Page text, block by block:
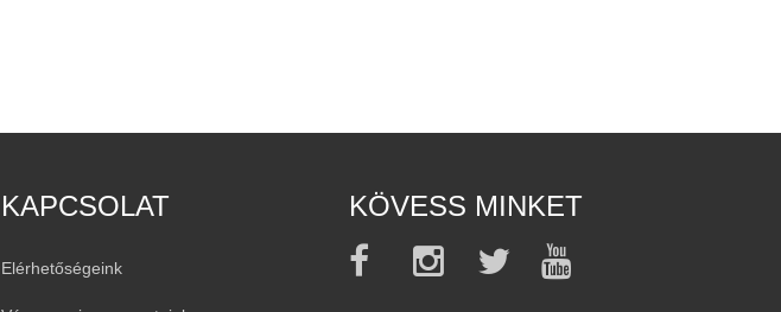
KAPCSOLAT
Elérhetőségeink
KÖVESS MINKET